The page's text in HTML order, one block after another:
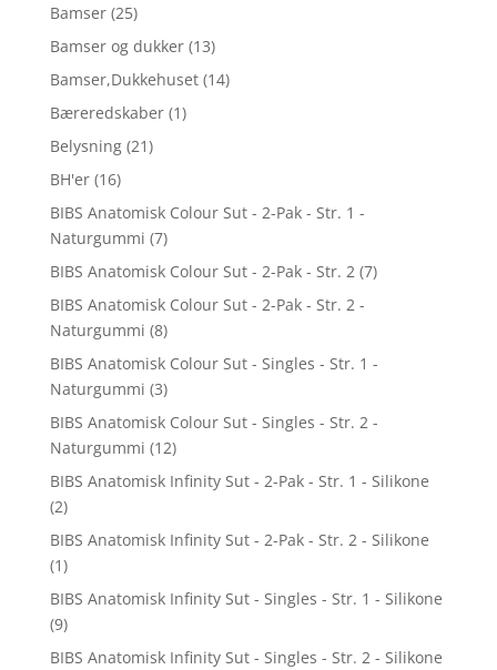
Bamser (25)
Bamser og dukker (13)
Bamser,Dukkehuset (14)
Bæreredskaber (1)
Belysning (21)
BH'er (16)
BIBS Anatomisk Colour Sut - 2-Pak - Str. 1 -
Naturgummi (7)
BIBS Anatomisk Colour Sut - 2-Pak - Str. 2 (7)
BIBS Anatomisk Colour Sut - 2-Pak - Str. 2 -
Naturgummi (8)
BIBS Anatomisk Colour Sut - Singles - Str. 1 -
Naturgummi (3)
BIBS Anatomisk Colour Sut - Singles - Str. 2 -
Naturgummi (12)
BIBS Anatomisk Infinity Sut - 2-Pak - Str. 1 - Silikone
(2)
BIBS Anatomisk Infinity Sut - 2-Pak - Str. 2 - Silikone
(1)
BIBS Anatomisk Infinity Sut - Singles - Str. 1 - Silikone
(9)
BIBS Anatomisk Infinity Sut - Singles - Str. 2 - Silikone